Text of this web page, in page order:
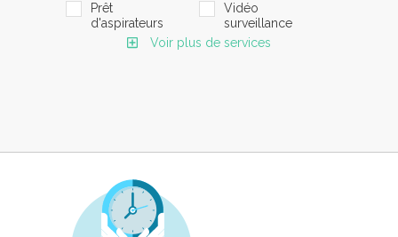
Prêt
d'aspirateurs
Vidéo
surveillance
Voir plus de services